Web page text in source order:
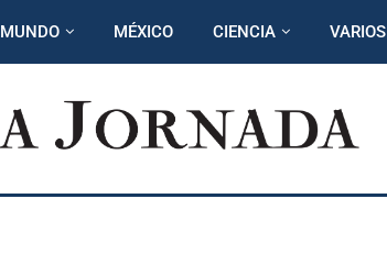
MUNDO MÉXICO CIENCIA VARIOS